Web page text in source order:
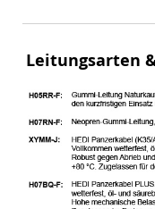
Leitungsarten